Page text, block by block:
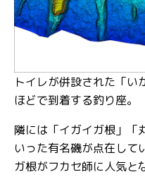
トイレが併設された「
ほどで到着する釣り座。
隣には「イガイガ根」「
いった有名磯が点在して
ガ根がフカセ師に人気と